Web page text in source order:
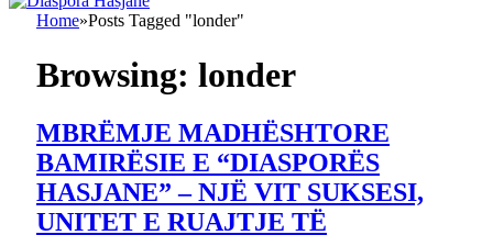
Home»Posts Tagged "londer"
Browsing: londer
MBRËMJE MADHËSHTORE
BAMIRËSIE E “DIASPORËS
HASJANE” – NJË VIT SUKSESI,
UNITET E RUAJTJE TË